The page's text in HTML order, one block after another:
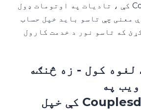
په Couples Dating کې ، تادیات په اوتومات ډول
معنی چې تاسو باید خپل حساب
که تاسو نور د خدمت کارول
لغوه کول - زه څنګه
په
Couplesdating.com کې خپل